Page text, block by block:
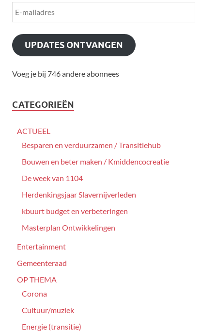
UPDATES ONTVANGEN
Voeg je bij 746 andere abonnees
CATEGORIEËN
ACTUEEL
Besparen en verduurzamen / Transitiehub
Bouwen en beter maken / Kmiddencocreatie
De week van 1104
Herdenkingsjaar Slavernijverleden
kbuurt budget en verbeteringen
Masterplan Ontwikkelingen
Entertainment
Gemeenteraad
OP THEMA
Corona
Cultuur/muziek
Energie (transitie)